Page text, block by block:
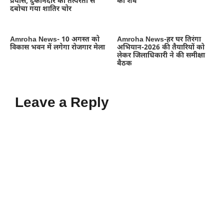
दबोचा गया शातिर चोर
Amroha News- 10 अगस्त को
विकास भवन में लगेगा रोजगार मेला
Amroha News-हर घर तिरंगा
अभियान-2026 की तैयारियों को
लेकर जिलाधिकारी ने की समीक्षा
बैठक
Leave a Reply